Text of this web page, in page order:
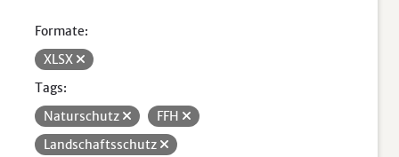
Formate:
XLSX
Tags:
Naturschutz
FFH
Landschaftsschutz